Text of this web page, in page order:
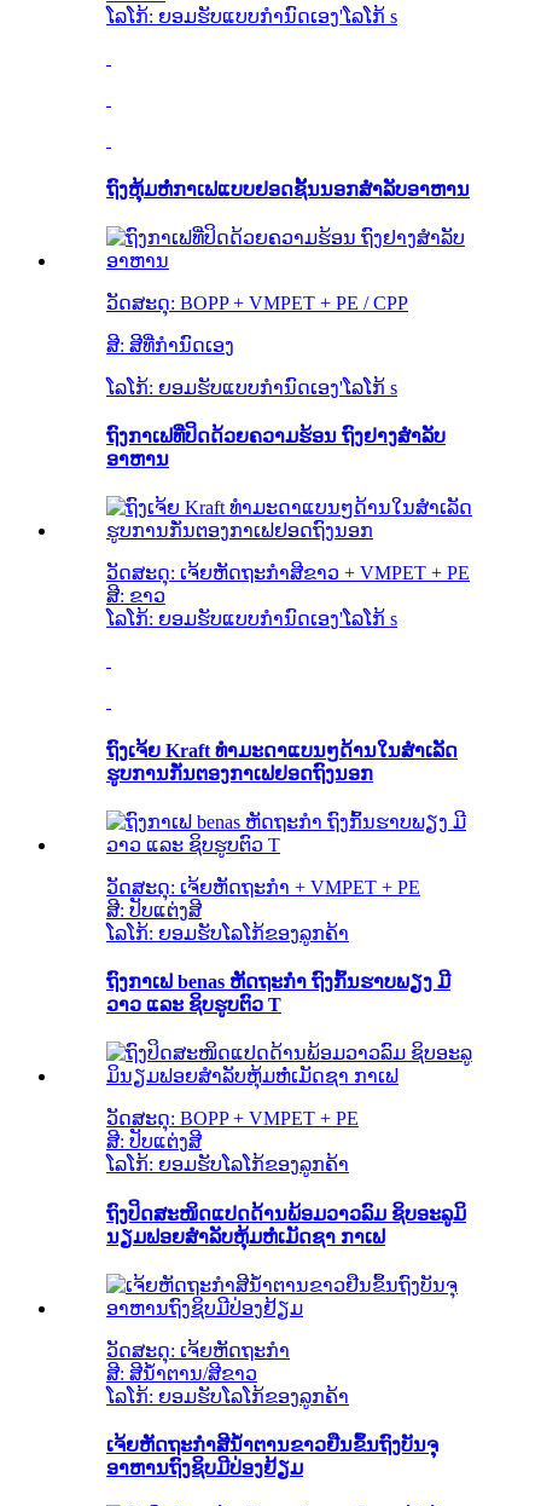
ໂລໂກ້: ຍອມຮັບແບບກຳນົດເອງ'ໂລໂກ້ s
ຖົງຫຸ້ມຫໍ່ກາເຟແບບຢອດຊັ້ນນອກສຳລັບອາຫານ
ວັດສະດຸ: BOPP + VMPET + PE / CPP
ສີ: ສີທີ່ກຳນົດເອງ
ໂລໂກ້: ຍອມຮັບແບບກຳນົດເອງ'ໂລໂກ້ s
ຖົງກາເຟທີ່ປິດດ້ວຍຄວາມຮ້ອນ ຖົງຢາງສຳລັບ
ອາຫານ
ວັດສະດຸ: ເຈ້ຍຫັດຖະກຳສີຂາວ + VMPET + PE
ສີ: ຂາວ
ໂລໂກ້: ຍອມຮັບແບບກຳນົດເອງ'ໂລໂກ້ s
ຖົງເຈ້ຍ Kraft ທຳມະດາແບນໆດ້ານໃນສຳເລັດ
ຮູບການກັ່ນຕອງກາເຟຢອດຖົງນອກ
ວັດສະດຸ: ເຈ້ຍຫັດຖະກຳ + VMPET + PE
ສີ: ປັບແຕ່ງສີ
ໂລໂກ້: ຍອມຮັບໂລໂກ້ຂອງລູກຄ້າ
ຖົງກາເຟ benas ຫັດຖະກຳ ຖົງກົ້ນຮາບພຽງ ມີ
ວາວ ແລະ ຊິບຮູບຕົວ T
ວັດສະດຸ: BOPP + VMPET + PE
ສີ: ປັບແຕ່ງສີ
ໂລໂກ້: ຍອມຮັບໂລໂກ້ຂອງລູກຄ້າ
ຖົງປິດສະໜິດແປດດ້ານພ້ອມວາວລົມ ຊິບອະລູມິ
ນຽມຟອຍສຳລັບຫຸ້ມຫໍ່ເມັດຊາ ກາເຟ
ວັດສະດຸ: ເຈ້ຍຫັດຖະກຳ
ສີ: ສີນ້ຳຕານ/ສີຂາວ
ໂລໂກ້: ຍອມຮັບໂລໂກ້ຂອງລູກຄ້າ
ເຈ້ຍຫັດຖະກຳສີນ້ຳຕານຂາວຢືນຂຶ້ນຖົງບັນຈຸ
ອາຫານຖົງຊິບມີປ່ອງຢ້ຽມ